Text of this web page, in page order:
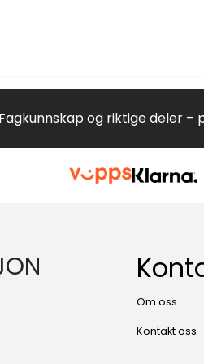
Fagkunnskap og riktige deler –
Om oss
Kontakt oss